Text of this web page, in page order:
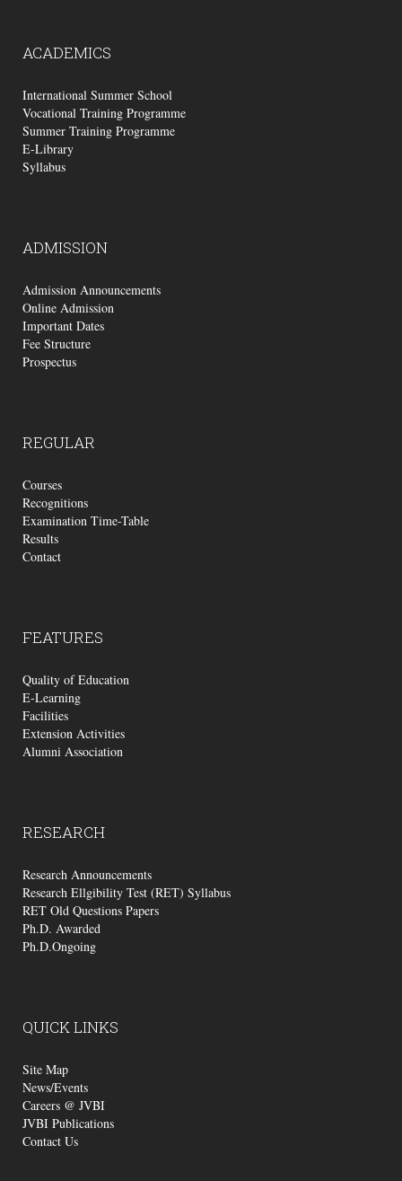
ACADEMICS
International Summer School
Vocational Training Programme
Summer Training Programme
E-Library
Syllabus
ADMISSION
Admission Announcements
Online Admission
Important Dates
Fee Structure
Prospectus
REGULAR
Courses
Recognitions
Examination Time-Table
Results
Contact
FEATURES
Quality of Education
E-Learning
Facilities
Extension Activities
Alumni Association
RESEARCH
Research Announcements
Research Ellgibility Test (RET) Syllabus
RET Old Questions Papers
Ph.D. Awarded
Ph.D.Ongoing
QUICKLINKS
Site Map
News/Events
Careers @ JVBI
JVBI Publications
Contact Us